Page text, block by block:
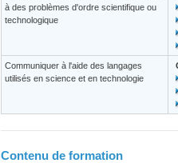
à des problèmes d'ordre scientifique ou
technologique
Communiquer à l'aide des langages
utilisés en science et en technologie
Contenu de formation